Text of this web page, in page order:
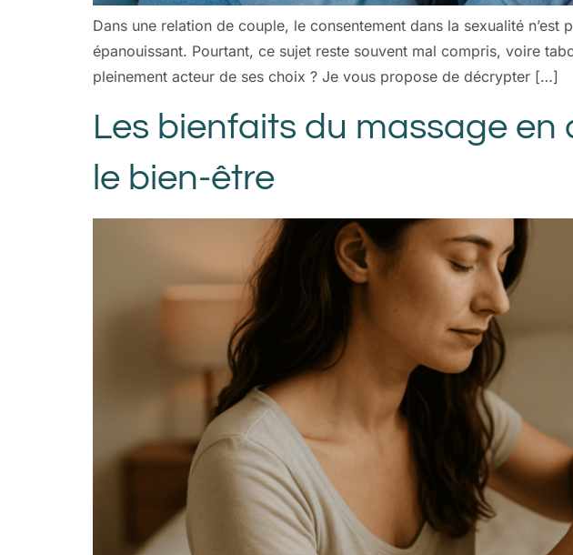
Dans une relation de couple, le consentement dans la sexualité n’est
épanouissant. Pourtant, ce sujet reste souvent mal compris, voire
pleinement acteur de ses choix ? Je vous propose de décrypter […]
Les bienfaits du massage en
le bien-être